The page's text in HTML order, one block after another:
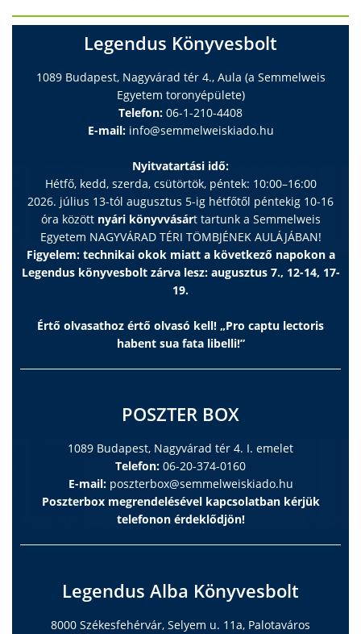
Legendus Könyvesbolt
1089 Budapest, Nagyvárad tér 4., Aula (a Semmelweis
Egyetem toronyépülete)
Telefon: 06-1-210-4408
E-mail: info@semmelweiskiado.hu
Nyitvatartási idő:
Hétfő, kedd, szerda, csütörtök, péntek: 10:00–16:00
2026. július 13-tól augusztus 5-ig hétfőtől péntekig 10-16
óra között nyári könyvvásárt tartunk a Semmelweis
Egyetem NAGYVÁRAD TÉRI TÖMBJÉNEK AULÁJÁBAN!
Figyelem: technikai okok miatt a következő napokon a
Legendus könyvesbolt zárva lesz: augusztus 7., 12-14, 17-
19.
Értő olvasathoz értő olvasó kell! „Pro captu lectoris
habent sua fata libelli!”
POSZTER BOX
1089 Budapest, Nagyvárad tér 4. I. emelet
Telefon: 06-20-374-0160
E-mail: poszterbox@semmelweiskiado.hu
Poszterbox megrendelésével kapcsolatban kérjük
telefonon érdeklődjön!
Legendus Alba Könyvesbolt
8000 Székesfehérvár, Selyem u. 11a, Palotaváros